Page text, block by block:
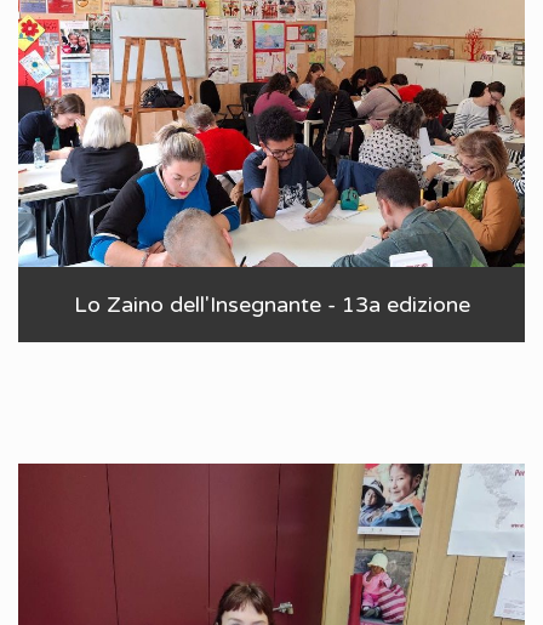
Lo Zaino dell'Insegnante - 13a edizione